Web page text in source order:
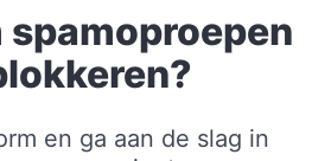
spamoproepen
en ga aan de slag in